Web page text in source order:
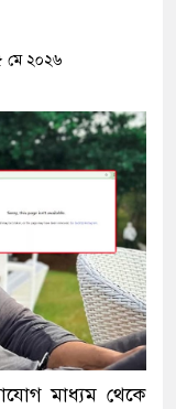
মে ২০২৬
মাধ্যম থেকে